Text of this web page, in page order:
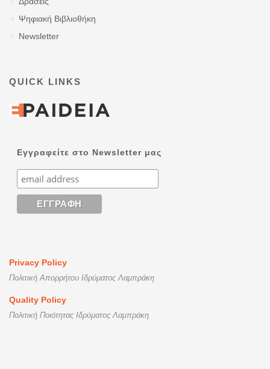
Ψηφιακή Βιβλιοθήκη
Newsletter
QUICK LINKS
Εγγραφείτε στο Newsletter μας
Privacy Policy
Πολιτική Απορρήτου Ιδρύματος Λαμπράκη
Quality Policy
Πολιτική Ποιότητας Ιδρύματος Λαμπράκη